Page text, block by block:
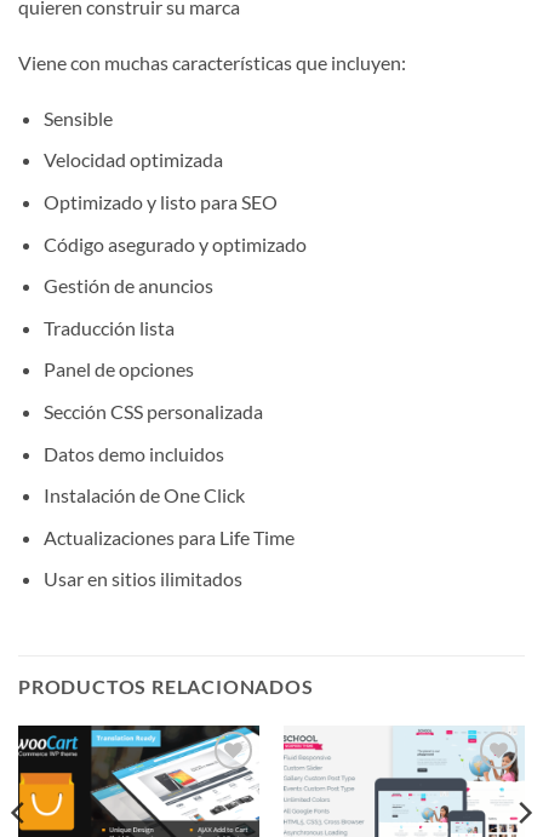
quieren construir su marca
Viene con muchas características que incluyen:
Sensible
Velocidad optimizada
Optimizado y listo para SEO
Código asegurado y optimizado
Gestión de anuncios
Traducción lista
Panel de opciones
Sección CSS personalizada
Datos demo incluidos
Instalación de One Click
Actualizaciones para Life Time
Usar en sitios ilimitados
PRODUCTOS RELACIONADOS
Lo
Deseo!
Lo
Deseo!